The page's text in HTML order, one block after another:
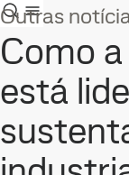
Outras
Como
está